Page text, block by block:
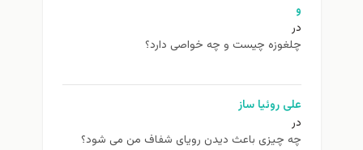
و
در
چلغوزه چیست و چه خواصی دارد؟
علی روئیا ساز
در
چه چیزی باعث دیدن رویای شفاف من می شود؟